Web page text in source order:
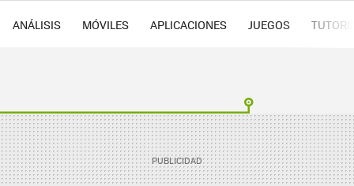
ANÁLISIS MÓVILES APLICACIONES JUEGOS